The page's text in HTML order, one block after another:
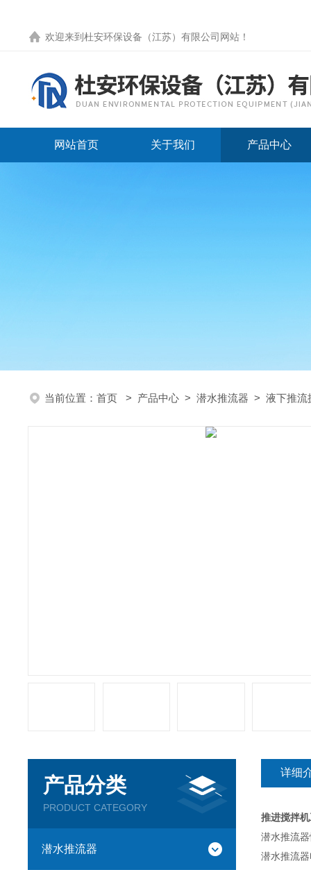
欢迎来到 杜安环保设备（江苏）有限公司网站 ！
网站首页 关于我们 产品中心
当前位置： 首页 > 产品中心 > 潜水推流器 > 液下推流
产品分类
PRODUCT CATEGORY
潜水推流器
详细
推进搅拌
潜水推流
潜水推流